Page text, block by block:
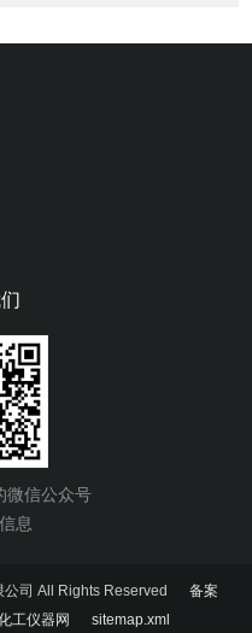
微信公众号
息
公司 All Rights Reserved 备案
工仪器网 sitemap.xml